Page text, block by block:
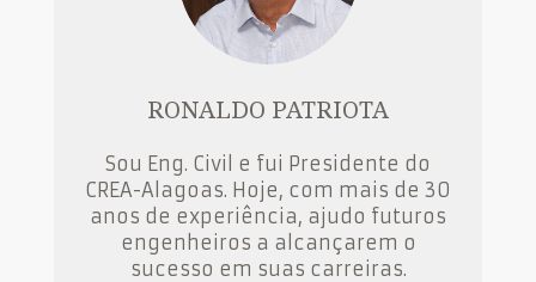
RONALDO PATRIOTA
Sou Eng. Civil e fui Presidente do
CREA-Alagoas. Hoje, com mais de 30
anos de experiência, ajudo futuros
engenheiros a alcançarem o
sucesso em suas carreiras.